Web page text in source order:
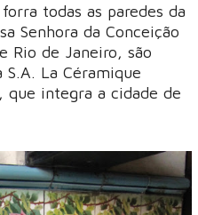
todas as paredes da
Senhora da Conceição
Rio de Janeiro, são
La Céramique
que integra a cidade de